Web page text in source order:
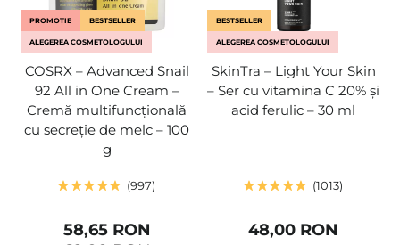
PROMOȚIE BESTSELLER
ALEGEREA COSMETOLOGULUI
COSRX – Advanced Snail
92 All in One Cream –
Cremă multifuncțională
cu secreție de melc – 100
g
997
58,65 RON
BESTSELLER
ALEGEREA COSMETOLOGULUI
SkinTra – Light Your Skin
– Ser cu vitamina C 20% și
acid ferulic – 30 ml
1013
48,00 RON